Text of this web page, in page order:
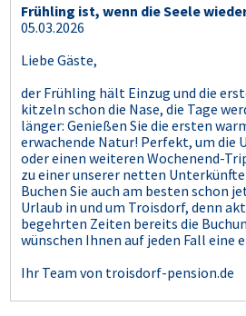
Frühling ist, wenn die Seele
05.03.2026
Liebe Gäste,
der Frühling hält Einzug und die
kitzeln schon die Nase, die Tage
länger: Genießen Sie die ersten
erwachende Natur! Perfekt, um die
oder einen weiteren Wochenend-
zu einer unserer netten
Buchen Sie auch am besten schon
Urlaub in und um Troisdorf, denn
begehrten Zeiten bereits die
wünschen Ihnen auf jeden Fall eine
Ihr Team von troisdorf-pension.de